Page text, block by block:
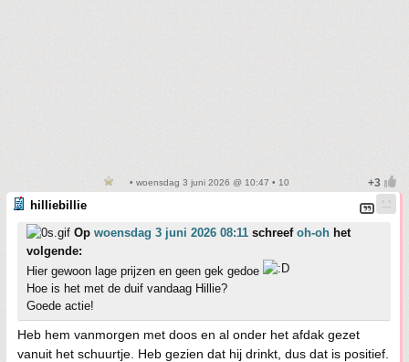
• woensdag 3 juni 2026 @ 10:47 • 10
hilliebillie
Op woensdag 3 juni 2026 08:11 schreef oh-oh het
volgende:
Hier gewoon lage prijzen en geen gek gedoe
Hoe is het met de duif vandaag Hillie?
Goede actie!
Heb hem vanmorgen met doos en al onder het afdak gezet
vanuit het schuurtje. Heb gezien dat hij drinkt, dus dat is positief.